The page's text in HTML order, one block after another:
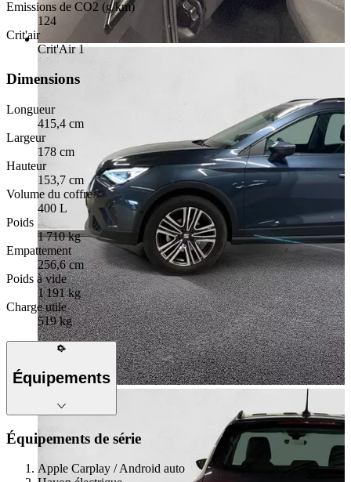
Emissions de CO2 (g/km)
124
Crit'air
Crit'Air 1
Dimensions
Longueur
415,4 cm
Largeur
178 cm
Hauteur
153,7 cm
Volume du coffre
400 L
Poids
1 710 kg
Empattement
256,6 cm
Poids à vide
1 191 kg
Charge utile
519 kg
Équipements
Équipements de série
Apple Carplay / Android auto